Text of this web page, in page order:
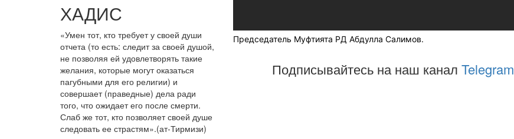
Председатель Муфтията РД Абдулла Салимов.
Подписывайтесь на наш канал Telegram
ХАДИС
«Умен тот, кто требует у своей души
отчета (то есть: следит за своей душой,
не позволяя ей удовлетворять такие
желания, которые могут оказаться
пагубными для его религии) и
совершает (праведные) дела ради
того, что ожидает его после смерти.
Слаб же тот, кто позволяет своей душе
следовать ее страстям».(ат-Тирмизи)